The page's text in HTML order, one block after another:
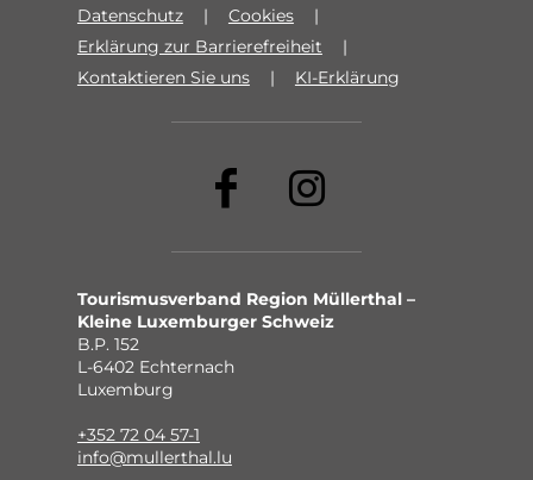
Datenschutz
Cookies
Erklärung zur Barrierefreiheit
Kontaktieren Sie uns
KI-Erklärung
Tourismusverband Region Müllerthal –
Kleine Luxemburger Schweiz
B.P. 152
L-6402 Echternach
Luxemburg
+352 72 04 57-1
info@mullerthal.lu